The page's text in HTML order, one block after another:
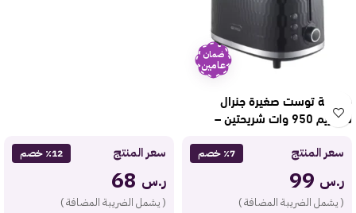
ضمان
عامين
حماصة توست صغيرة جنرال
سوبريم 950 وات شريحتين –
رمادي GSTO2BM
سعر المنتج ٪7 خصم
ر.س
( يشمل الضريبة المضافة )
سعر المنتج ٪12 خصم
ر.س
( يشمل الضريبة المضافة )